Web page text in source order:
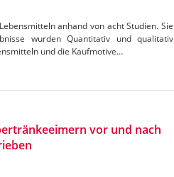
anhand von acht Studien. Sie
wurden Quantitativ und qualitativ
und die Kaufmotive…
vor und nach